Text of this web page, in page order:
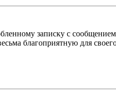
записку с
благоприятную для